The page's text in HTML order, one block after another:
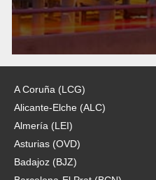
A Coruña (LCG)
Alicante-Elche (ALC)
Almería (LEI)
Asturias (OVD)
Badajoz (BJZ)